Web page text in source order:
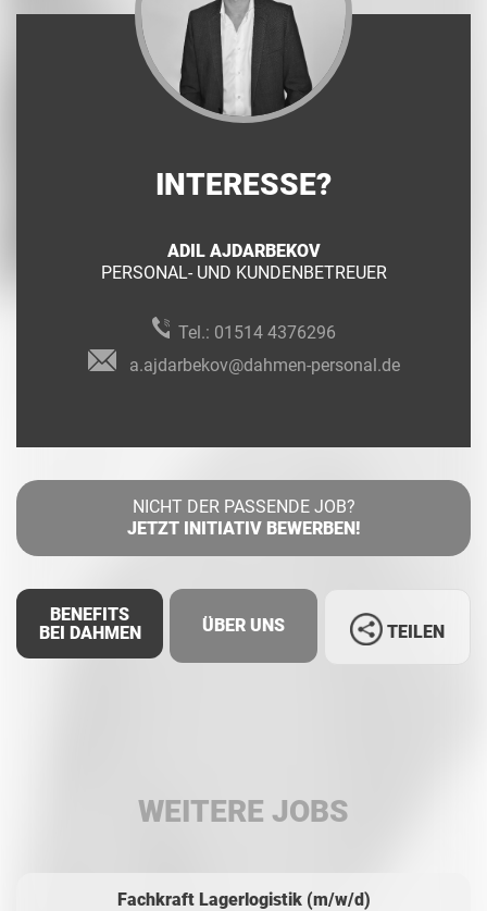
INTERESSE?
ADIL AJDARBEKOV
PERSONAL- UND KUNDENBETREUER
Tel.: 01514 4376296
a.ajdarbekov@dahmen-personal.de
NICHT DER PASSENDE JOB?
JETZT INITIATIV BEWERBEN!
BENEFITS
BEI DAHMEN
ÜBER UNS TEILEN
WEITERE JOBS
Fachkraft Lagerlogistik (m/w/d)